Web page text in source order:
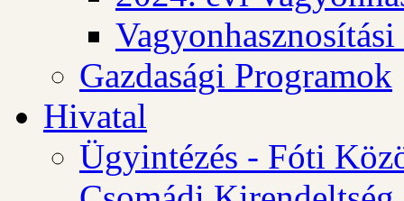
Gazdasági Programok
Hivatal
Ügyintézés - Fóti